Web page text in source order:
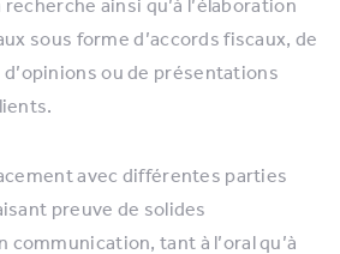
ainsi qu’à l’élaboration
sous forme d’accords fiscaux, de
ou de présentations
avec différentes parties
preuve de solides
tant à l’oral qu’à